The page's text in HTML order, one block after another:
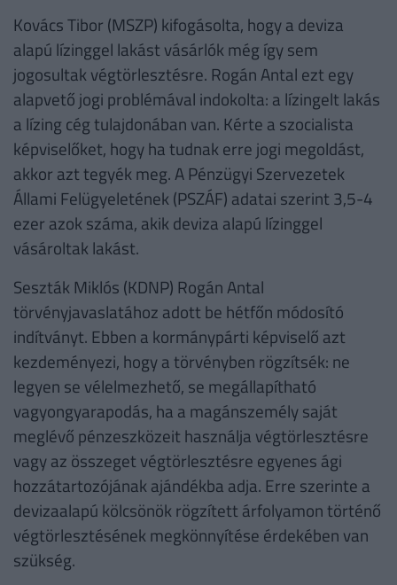
Kovács Tibor (MSZP) kifogásolta, hogy a deviza
alapú lízinggel lakást vásárlók még így sem
jogosultak végtörlesztésre. Rogán Antal ezt egy
alapvető jogi problémával indokolta: a lízingelt lakás
a lízing cég tulajdonában van. Kérte a szocialista
képviselőket, hogy ha tudnak erre jogi megoldást,
akkor azt tegyék meg. A Pénzügyi Szervezetek
Állami Felügyeletének (PSZÁF) adatai szerint 3,5-4
ezer azok száma, akik deviza alapú lízinggel
vásároltak lakást.
Seszták Miklós (KDNP) Rogán Antal
törvényjavaslatához adott be hétfőn módosító
indítványt. Ebben a kormánypárti képviselő azt
kezdeményezi, hogy a törvényben rögzítsék: ne
legyen se vélelmezhető, se megállapítható
vagyongyarapodás, ha a magánszemély saját
meglévő pénzeszközeit használja végtörlesztésre
vagy az összeget végtörlesztésre egyenes ági
hozzátartozójának ajándékba adja. Erre szerinte a
devizaalapú kölcsönök rögzített árfolyamon történő
végtörlesztésének megkönnyítése érdekében van
szükség.